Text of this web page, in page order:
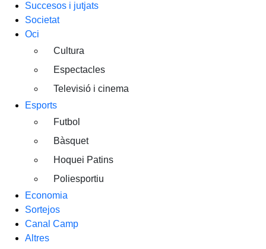
Succesos i jutjats
Societat
Oci
Cultura
Espectacles
Televisió i cinema
Esports
Futbol
Bàsquet
Hoquei Patins
Poliesportiu
Economia
Sortejos
Canal Camp
Altres